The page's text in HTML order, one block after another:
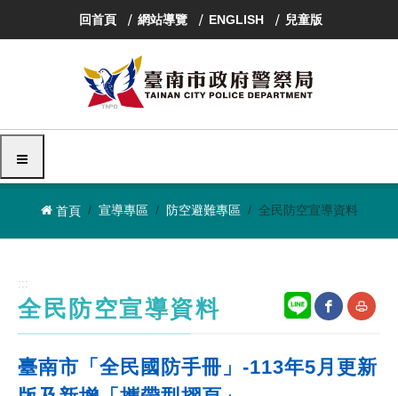
區
回首頁 網站導覽 ENGLISH 兒童版
選單
首頁 宣導專區 防空避難專區 全民防空宣導資料
:::
全民防空宣導資料
網
友
臺南市「全民國防手冊」-113年5月更新